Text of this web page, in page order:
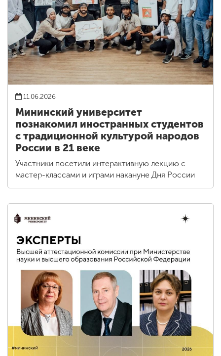
11.06.2026
Мининский университет
познакомил иностранных студентов
с традиционной культурой народов
России в 21 веке
Участники посетили интерактивную лекцию с
мастер-классами и играми накануне Дня России